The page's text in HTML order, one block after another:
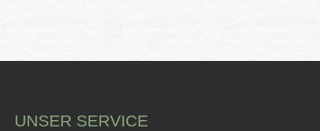
UNSER SERVICE